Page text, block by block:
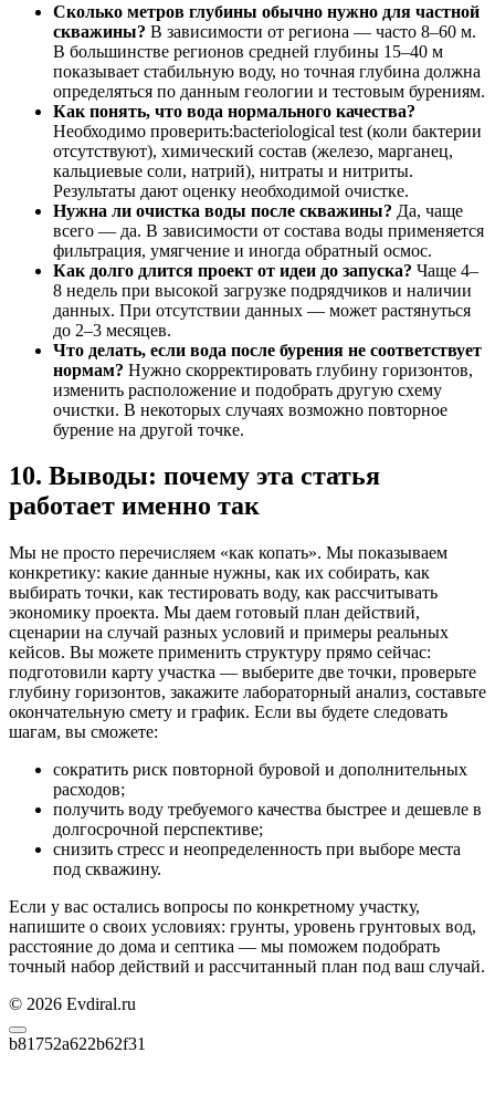
Сколько метров глубины обычно нужно для частной
скважины? В зависимости от региона — часто 8–60 м.
В большинстве регионов средней глубины 15–40 м
показывает стабильную воду, но точная глубина должна
определяться по данным геологии и тестовым бурениям.
Как понять, что вода нормального качества?
Необходимо проверить:bacteriological test (коли бактерии
отсутствуют), химический состав (железо, марганец,
кальциевые соли, натрий), нитраты и нитриты.
Результаты дают оценку необходимой очистке.
Нужна ли очистка воды после скважины? Да, чаще
всего — да. В зависимости от состава воды применяется
фильтрация, умягчение и иногда обратный осмос.
Как долго длится проект от идеи до запуска? Чаще 4–
8 недель при высокой загрузке подрядчиков и наличии
данных. При отсутствии данных — может растянуться
до 2–3 месяцев.
Что делать, если вода после бурения не соответствует
нормам? Нужно скорректировать глубину горизонтов,
изменить расположение и подобрать другую схему
очистки. В некоторых случаях возможно повторное
бурение на другой точке.
10. Выводы: почему эта статья
работает именно так
Мы не просто перечисляем «как копать». Мы показываем
конкретику: какие данные нужны, как их собирать, как
выбирать точки, как тестировать воду, как рассчитывать
экономику проекта. Мы даем готовый план действий,
сценарии на случай разных условий и примеры реальных
кейсов. Вы можете применить структуру прямо сейчас:
подготовили карту участка — выберите две точки, проверьте
глубину горизонтов, закажите лабораторный анализ, составьте
окончательную смету и график. Если вы будете следовать
шагам, вы сможете:
сократить риск повторной буровой и дополнительных
расходов;
получить воду требуемого качества быстрее и дешевле в
долгосрочной перспективе;
снизить стресс и неопределенность при выборе места
под скважину.
Если у вас остались вопросы по конкретному участку,
напишите о своих условиях: грунты, уровень грунтовых вод,
расстояние до дома и септика — мы поможем подобрать
точный набор действий и рассчитанный план под ваш случай.
© 2026 Evdiral.ru
b81752a622b62f31